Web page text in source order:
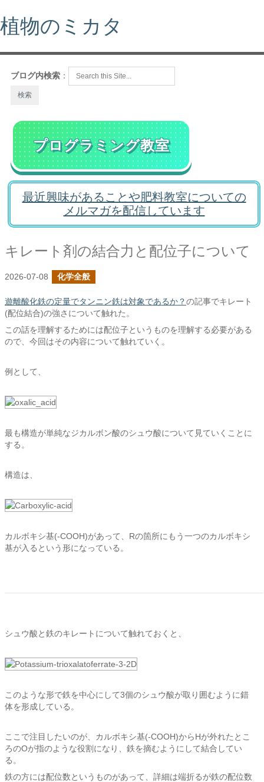
植物のミカタ
ブログ内検索 ：
プログラミング教室
最近興味があることや肥料教室についての
メルマガを配信しています
キレート剤の結合力と配位子について
2026-07-08 化学全般
遊離酸化鉄の定量でタンニン鉄は対象であるか？の記事でキレート
(配位結合)の強さについて触れた。
この話を理解するためには配位子というものを理解する必要がある
ので、今回はその内容について触れていく。
例として、
最も構造が単純なジカルボン酸のシュウ酸について見ていくことに
する。
構造は、
カルボキシ基(-COOH)があって、Rの箇所にもう一つのカルボキシ
基が入るという形になっている。
シュウ酸と鉄のキレートについて触れておくと、
このような形で鉄を中心にして3個のシュウ酸が取り囲むように錯
体を形成している。
ここで注目したいのが、カルボキシ基(-COOH)からHが外れたとこ
ろのOが指のような役割になり、鉄を摘むようにして結合してい
る。
鉄の方には配位数というものがあって、詳細は端折るが鉄の配位数